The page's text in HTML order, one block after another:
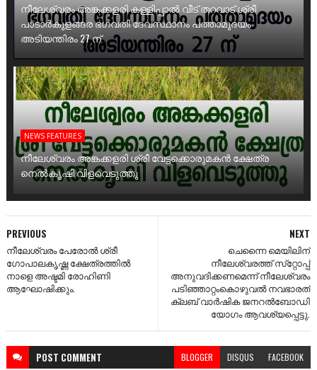
നീലേശ്വരം അങ്കക്കളരി കള്ളിപ്പാൽ വീട് തറവാട് ശ്രീ
പാടാർകുളങ്ങര ഭഗവതി ദേവസ്ഥാനം പത്താമുദയം
അടിയന്തിരം 27 ന്
NEWS FEATURES
നീലേശ്വരം അങ്കക്കളരി ശ്രീ വേട്ടക്കൊരുമകൻ ക്ഷേത്ര
നെൽകൃഷി വിളവെടുത്തു
NEXT
ചെന്നൈ മെയിലിന്
നീലേശ്വരത്ത് സ്‌റ്റോപ്പ്
അനുവദിക്കണമെന്ന് നീലേശ്വരം
പടിഞ്ഞാറ്റംകൊഴുവൽ നവഭാരത്
ക്ലബ് വാർഷിക ജനറൽബോഡി
യോഗം ആവശ്യപ്പെട്ടു.
PREVIOUS
നീലേശ്വരം പേരോൽ ശ്രീ
ഗോപാലകൃഷ്ണ ക്ഷേത്രത്തിൽ
നാളെ അഷ്ടമി രോഹിണി
ആഘോഷിക്കും.
POST COMMENT BLOGGER DISQUS FACEBOOK